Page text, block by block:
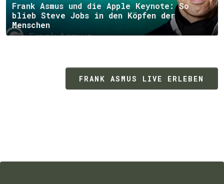
Frank Asmus und die Apple Keynote: So
blieb Steve Jobs in den Köpfen der
Menschen
FRANK ASMUS LIVE ERLEBEN